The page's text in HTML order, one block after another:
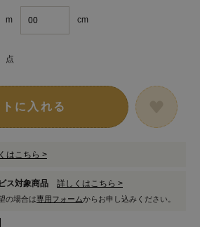
m cm
点
に入れる
はこちら >
ス対象商品 詳しくはこちら >
の場合は専用フォームからお申し込みください。